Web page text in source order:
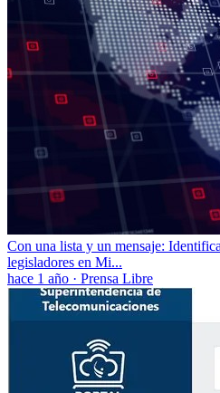
Con una lista y un mensaje:
legisladores en Mi...
hace 1 año · Prensa Libre